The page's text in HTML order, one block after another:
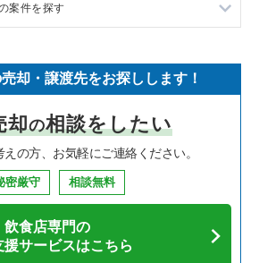
の案件一覧
の案件一覧
の案件一覧
居抜き売却物件の案件一覧
件の案件一覧
き売却物件の案件一覧
抜き売却物件の案件一覧
き売却物件の案件一覧
き売却物件の案件一覧
き売却物件の案件一覧
き売却物件の案件一覧
の居抜き売却物件の案件一覧
の居抜き売却物件の案件一覧
の居抜き売却物件の案件一覧
居抜き売却物件の案件一覧
居抜き売却物件の案件一覧
理の居抜き売却物件の案件一覧
き売却物件の案件一覧
んの居抜き売却物件の案件一覧
き売却物件の案件一覧
案件を探す
ア料理の居抜き売却物件の案件一覧
居抜き売却物件の案件一覧
居抜き売却物件の案件一覧
アウトの居抜き売却物件の案件一覧
却・譲渡先をお探しします！
却の相談をしたい
の方、お気軽にご連絡ください。
密厳守 相談無料
飲食店専門の
援サービスはこちら